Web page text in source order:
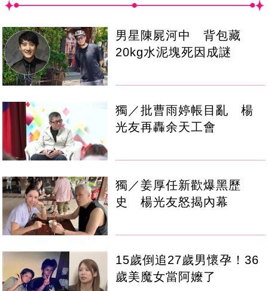
男星陳屍河中 背包藏
20kg水泥塊死因成謎
獨／批曹雨婷帳目亂 楊
光友再轟余天工會
獨／姜厚任新歡爆黑歷
史 楊光友怒揭內幕
15歲倒追27歲男懷孕！36
歲美魔女當阿嬤了